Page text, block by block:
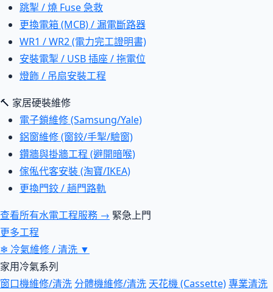
跳掣 / 燒 Fuse 急救
更換電箱 (MCB) / 漏電斷路器
WR1 / WR2 (電力完工證明書)
安裝電掣 / USB 插座 / 拖電位
燈飾 / 吊扇安裝工程
🔨 家居硬裝維修
電子鎖維修 (Samsung/Yale)
鋁窗維修 (窗鉸/手掣/驗窗)
鑽牆與掛牆工程 (避開暗喉)
傢俬代客安裝 (淘寶/IKEA)
更換門鉸 / 趟門路軌
查看所有水電工程服務 → 緊急上門
更多工程
❄ 冷氣維修 / 清洗 ▼
家用冷氣系列
窗口機維修/清洗 分體機維修/清洗 天花機 (Cassette)專業清洗